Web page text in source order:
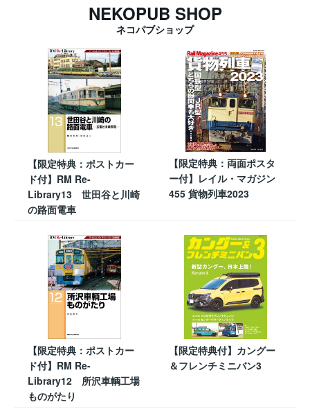
NEKOPUB SHOP
ネコパブショップ
【限定特典：ポストカー
ド付】RM Re-
Library13 世田谷と川崎
の路面電車
【限定特典：両面ポスタ
ー付】レイル・マガジン
455 貨物列車2023
【限定特典：ポストカー
ド付】RM Re-
Library12 所沢車輌工場
ものがたり
【限定特典付】カングー
＆フレンチミニバン3